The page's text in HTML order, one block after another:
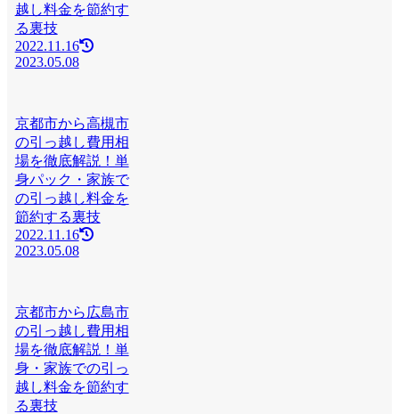
越し料金を節約す
る裏技
2022.11.16
2023.05.08
京都市から高槻市
の引っ越し費用相
場を徹底解説！単
身パック・家族で
の引っ越し料金を
節約する裏技
2022.11.16
2023.05.08
京都市から広島市
の引っ越し費用相
場を徹底解説！単
身・家族での引っ
越し料金を節約す
る裏技